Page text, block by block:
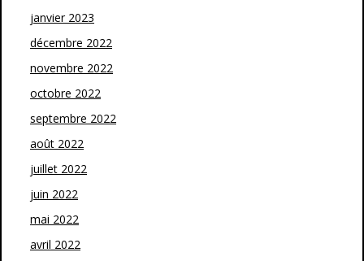
janvier 2023
décembre 2022
novembre 2022
octobre 2022
septembre 2022
août 2022
juillet 2022
juin 2022
mai 2022
avril 2022